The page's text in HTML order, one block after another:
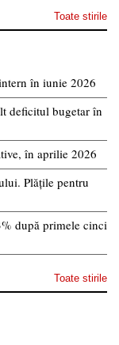
Toate stirile
în iunie 2026
deficitul bugetar în
în aprilie 2026
Plățile pentru
după primele cinci
Toate stirile